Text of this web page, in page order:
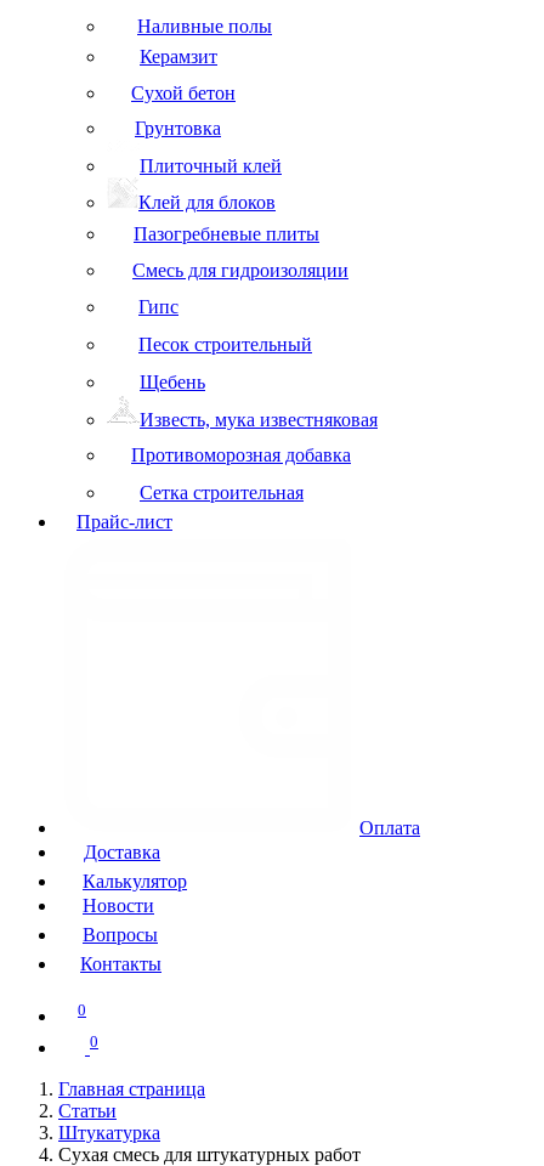
Наливные полы
Керамзит
Сухой бетон
Грунтовка
Плиточный клей
Клей для блоков
Пазогребневые плиты
Смесь для гидроизоляции
Гипс
Песок строительный
Щебень
Известь, мука известняковая
Противоморозная добавка
Сетка строительная
Прайс-лист
Оплата
Доставка
Калькулятор
Новости
Вопросы
Контакты
0
0
Главная страница
Статьи
Штукатурка
Сухая смесь для штукатурных работ